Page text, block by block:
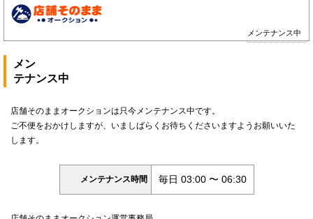
メンテナンス中
メン
テナンス中
店舗そのままオークションは只今メンテナンス中です。
ご不便をおかけしますが、いましばらくお待ちくださいますようお願いいた
します。
メンテナンス時間 毎日 03:00 〜 06:30